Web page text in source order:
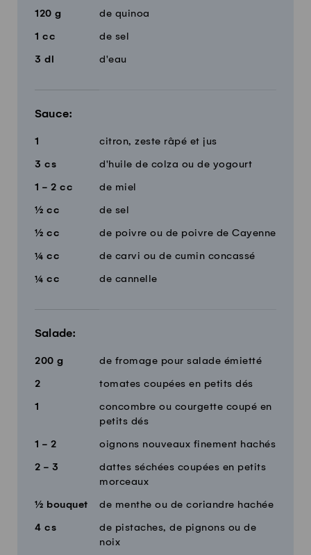
120 g de quinoa
1 cc de sel
3 dl d'eau
Sauce:
1 citron, zeste râpé et jus
3 cs d'huile de colza ou de yogourt
1 - 2 cc de miel
½ cc de sel
½ cc de poivre ou de poivre de Cayenne
¼ cc de carvi ou de cumin concassé
¼ cc de cannelle
Salade:
200 g de fromage pour salade émietté
2 tomates coupées en petits dés
1
concombre ou courgette coupé en
petits dés
1 - 2 oignons nouveaux finement hachés
2 - 3
dattes séchées coupées en petits
morceaux
½ bouquet de menthe ou de coriandre hachée
4 cs
de pistaches, de pignons ou de
noix